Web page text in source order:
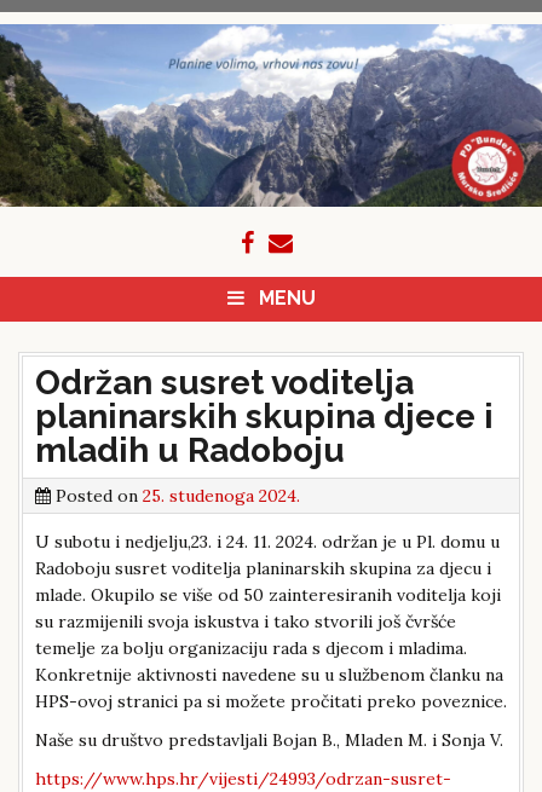
Skip
to
content
MENU
Održan susret voditelja
planinarskih skupina djece i
mladih u Radoboju
Posted on 25. studenoga 2024.
U subotu i nedjelju,23. i 24. 11. 2024. održan je u Pl. domu u
Radoboju susret voditelja planinarskih skupina za djecu i
mlade. Okupilo se više od 50 zainteresiranih voditelja koji
su razmijenili svoja iskustva i tako stvorili još čvršće
temelje za bolju organizaciju rada s djecom i mladima.
Konkretnije aktivnosti navedene su u službenom članku na
HPS-ovoj stranici pa si možete pročitati preko poveznice.
Naše su društvo predstavljali Bojan B., Mladen M. i Sonja V.
https://www.hps.hr/vijesti/24993/odrzan-susret-